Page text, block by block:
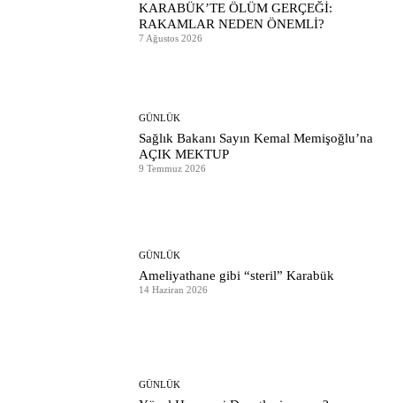
KARABÜK’TE ÖLÜM GERÇEĞİ:
RAKAMLAR NEDEN ÖNEMLİ?
7 Ağustos 2026
GÜNLÜK
Sağlık Bakanı Sayın Kemal Memişoğlu’na
AÇIK MEKTUP
9 Temmuz 2026
GÜNLÜK
Ameliyathane gibi “steril” Karabük
14 Haziran 2026
GÜNLÜK